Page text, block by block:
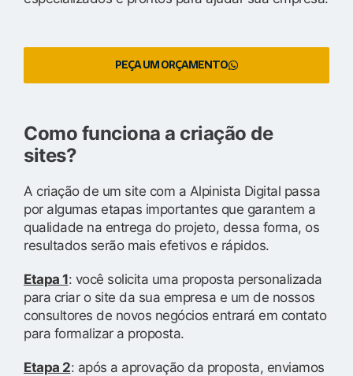
PEÇA UM ORÇAMENTO
Como funciona a criação de
sites?
A criação de um site com a Alpinista Digital passa
por algumas etapas importantes que garantem a
qualidade na entrega do projeto, dessa forma, os
resultados serão mais efetivos e rápidos.
Etapa 1: você solicita uma proposta personalizada
para criar o site da sua empresa e um de nossos
consultores de novos negócios entrará em contato
para formalizar a proposta.
Etapa 2: após a aprovação da proposta, enviamos